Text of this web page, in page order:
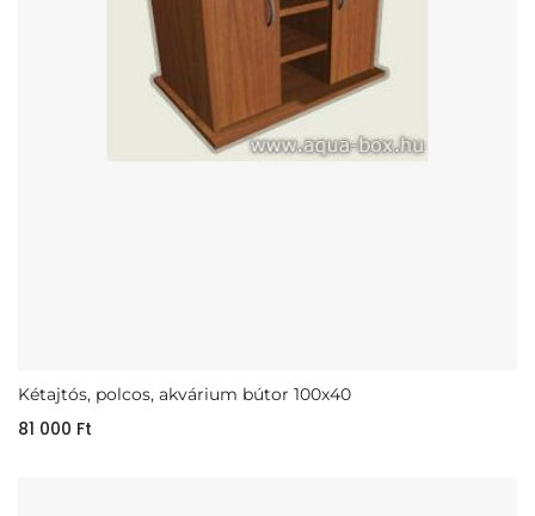
Kétajtós, polcos, akvárium bútor 100x40
81 000 Ft